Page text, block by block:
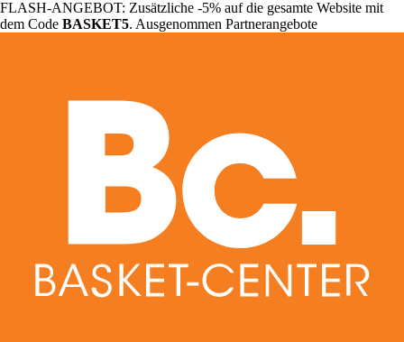
FLASH-ANGEBOT: Zusätzliche -5% auf die gesamte Website mit
dem Code BASKET5. Ausgenommen Partnerangebote